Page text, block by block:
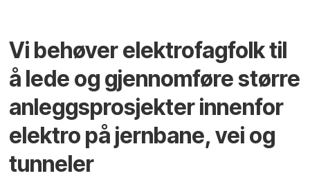
Vi behøver elektrofagfolk til
å lede og gjennomføre større
anleggsprosjekter innenfor
elektro på jernbane, vei og
tunneler